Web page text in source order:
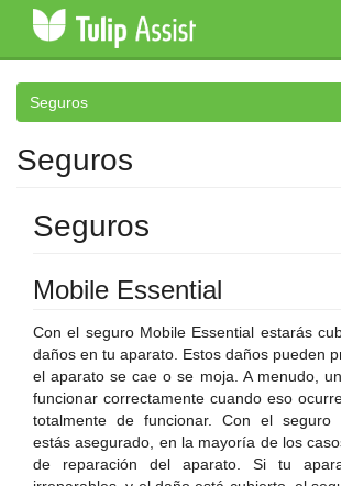
Seguros
Seguros
Seguros
Mobile Essential
Con el seguro Mobile Essential estarás
daños en tu aparato. Estos daños pueden
el aparato se cae o se moja. A menudo,
funcionar correctamente cuando eso
totalmente de funcionar. Con el seguro
estás asegurado, en la mayoría de los
de reparación del aparato. Si tu